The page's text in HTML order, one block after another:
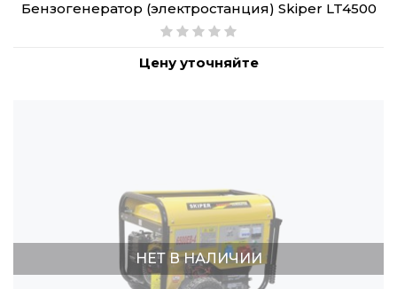
Бензогенератор (электростанция) Skiper LT4500
Цену уточняйте
НЕТ В НАЛИЧИИ